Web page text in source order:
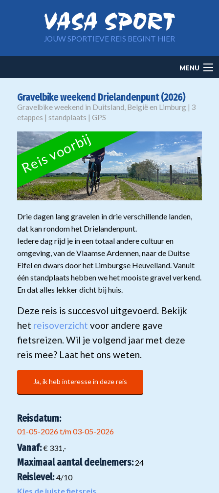
JOUW SPORTIEVE REIS BEGINT HIER
navigation
MENU
Gravelbike weekend Drielandenpunt (2026)
Gravelbike weekend in Duitsland, België en Limburg | 3
etappes | standplaats | GPS
Reis voorbij
Drie dagen lang gravelen in drie verschillende landen,
dat kan rondom het Drielandenpunt.
Iedere dag rijd je in een totaal andere cultuur en
omgeving, van de Vlaamse Ardennen, naar de Duitse
Eifel en dwars door het Limburgse Heuvelland. Vanuit
één standplaats hebben we het mooiste gravel verkend.
En dat alles lekker dicht bij huis.
Deze reis is succesvol uitgevoerd. Bekijk
het reisoverzicht voor andere gave
fietsreizen. Wil je volgend jaar met deze
reis mee? Laat het ons weten.
Ja, ik heb interesse in deze reis
Reisdatum:
01-05-2026 t/m 03-05-2026
Vanaf:€ 331,-
Maximaal aantal deelnemers:24
Reislevel:4/10
Kies de juiste fietsreis